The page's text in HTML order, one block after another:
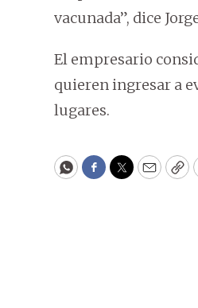
vacunada”, dice
El empresario
quieren ingresar a
lugares.
WhatsApp
Facebook
Twitter
Email